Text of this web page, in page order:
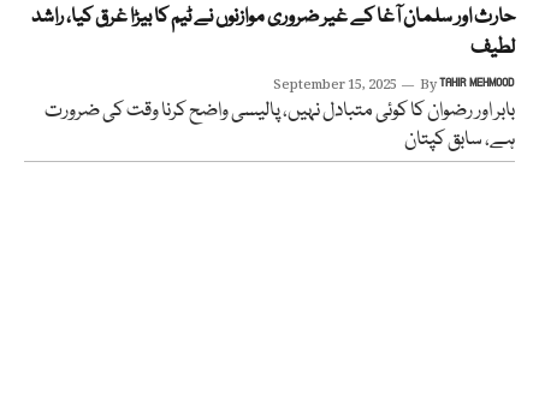
حارث اور سلمان آغا کے غیر ضروری موازنوں نے ٹیم کا بیڑا غرق کیا، راشد
لطیف
September 15, 2025 ByTAHIR MEHMOOD
بابر اور رضوان کا کوئی متبادل نہیں، پالیسی واضح کرنا وقت کی ضرورت
ہے، سابق کپتان